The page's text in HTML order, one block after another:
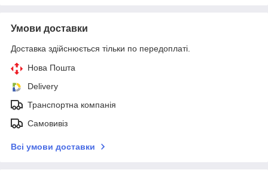
Умови доставки
Доставка здійснюється тільки по передоплаті.
Нова Пошта
Delivery
Транспортна компанія
Самовивіз
Всі умови доставки